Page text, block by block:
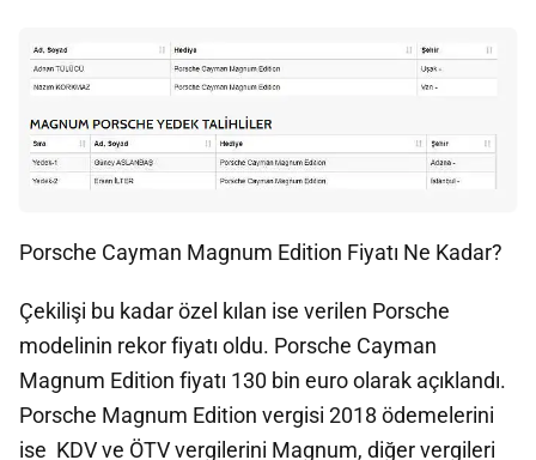
Porsche Cayman Magnum Edition Fiyatı Ne Kadar?
Çekilişi bu kadar özel kılan ise verilen Porsche
modelinin rekor fiyatı oldu. Porsche Cayman
Magnum Edition fiyatı 130 bin euro olarak açıklandı.
Porsche Magnum Edition vergisi 2018 ödemelerini
ise KDV ve ÖTV vergilerini Magnum, diğer vergileri